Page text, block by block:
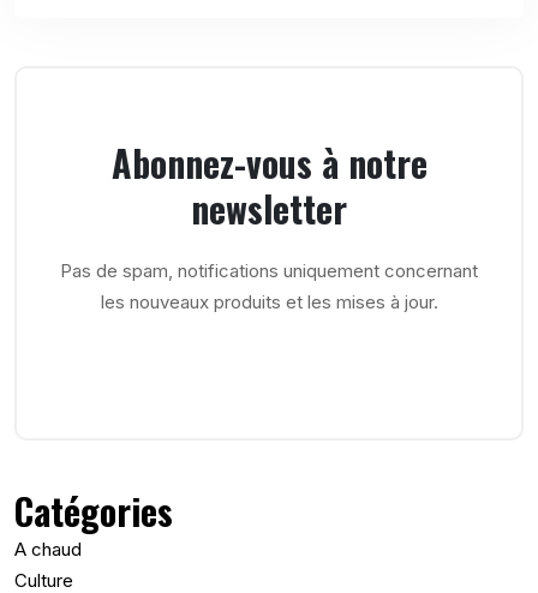
Abonnez-vous à notre
newsletter
Pas de spam, notifications uniquement concernant
les nouveaux produits et les mises à jour.
Catégories
A chaud
Culture